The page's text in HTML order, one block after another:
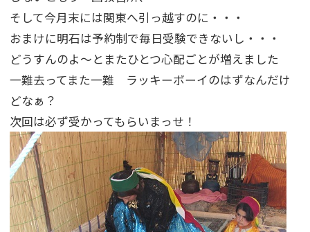
そして今月末には関東へ引っ越すのに・・・
おまけに明石は予約制で毎日受験できないし・・・
どうすんのよ～とまたひとつ心配ごとが増えました
一難去ってまた一難 ラッキーボーイのはずなんだけ
どなぁ？
次回は必ず受かってもらいまっせ！